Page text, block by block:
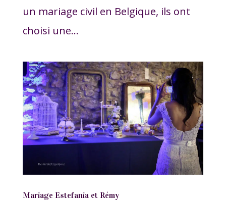
un mariage civil en Belgique, ils ont
choisi une...
Mariage Estefania et Rémy